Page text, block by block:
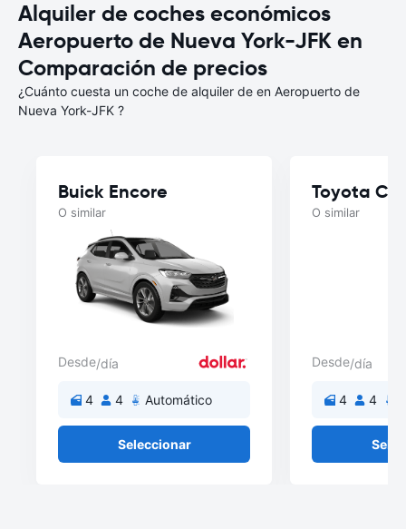
Alquiler de coches económicos
Aeropuerto de Nueva York-JFK en
Comparación de precios
¿Cuánto cuesta un coche de alquiler de en Aeropuerto de
Nueva York-JFK ?
Buick Encore
O similar
Desde/día
4 4 Automático
Seleccionar
Toyota
O similar
Desde/día
4 4